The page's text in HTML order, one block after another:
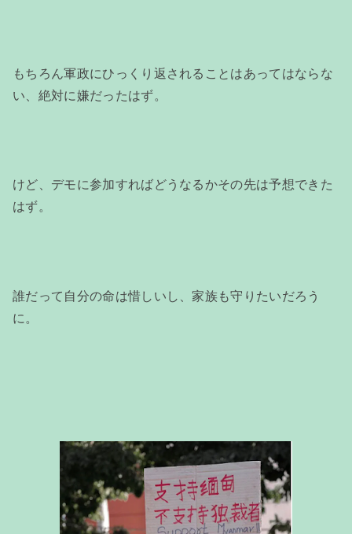
もちろん軍政にひっくり返されることはあってはならな
い、絶対に嫌だったはず。
けど、デモに参加すればどうなるかその先は予想できた
はず。
誰だって自分の命は惜しいし、家族も守りたいだろう
に。